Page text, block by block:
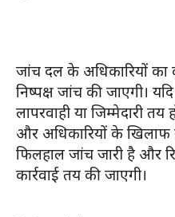
जांच दल के अधिकारियों
निष्पक्ष जांच की जाएगी।
लापरवाही या जिम्मेदारी तय
और अधिकारियों के खिलाफ
फिलहाल जांच जारी है और
कार्रवाई तय की जाएगी।